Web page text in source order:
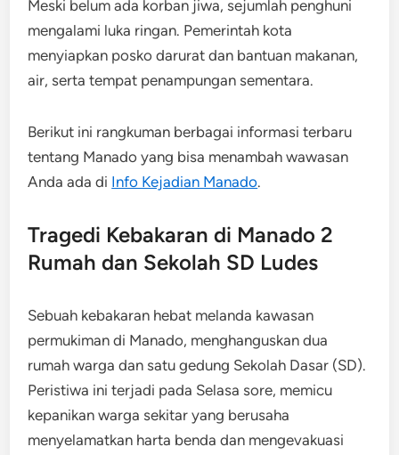
Meski belum ada korban jiwa, sejumlah penghuni
mengalami luka ringan. Pemerintah kota
menyiapkan posko darurat dan bantuan makanan,
air, serta tempat penampungan sementara.
Berikut ini rangkuman berbagai informasi terbaru
tentang Manado yang bisa menambah wawasan
Anda ada di Info Kejadian Manado.
Tragedi Kebakaran di Manado 2
Rumah dan Sekolah SD Ludes
Sebuah kebakaran hebat melanda kawasan
permukiman di Manado, menghanguskan dua
rumah warga dan satu gedung Sekolah Dasar (SD).
Peristiwa ini terjadi pada Selasa sore, memicu
kepanikan warga sekitar yang berusaha
menyelamatkan harta benda dan mengevakuasi